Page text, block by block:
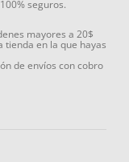
seguros.
mayores a 20$
tienda en la que hayas
de envíos con cobro